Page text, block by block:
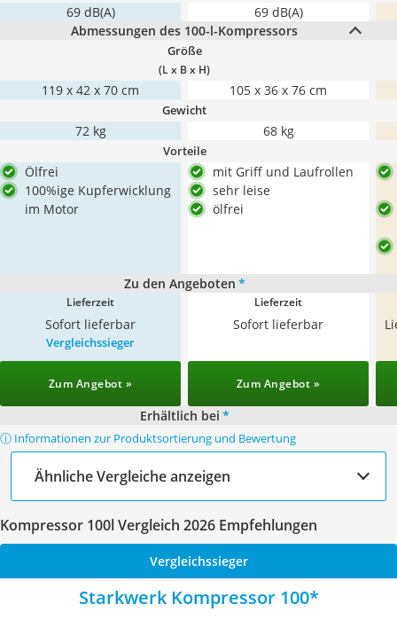
69 dB(A)
69 dB(A)
Abmessungen des 100-l-Kompressors
Größe
(L x B x H)
119 x 42 x 70 cm 105 x 36 x 76 cm
Gewicht
72 kg 68 kg
Vorteile
Ölfrei
100%ige Kupferwicklung
im Motor
mit Griff und Laufrollen
sehr leise
ölfrei
Zu den Angeboten *
Lieferzeit
Sofort lieferbar
Lieferzeit
Sofort lieferbar
Vergleichssieger
Zum Angebot » Zum Angebot »
Erhältlich bei *
ⓘ Informationen zur Produktsortierung und Bewertung
Ähnliche Vergleiche anzeigen
Kompressor 100l Vergleich 2026 Empfehlungen
Vergleichssieger
Starkwerk Kompressor 100